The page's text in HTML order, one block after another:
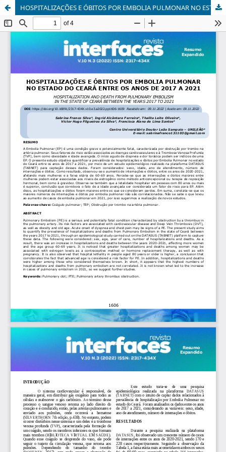
HOSPITALIZAÇÕES E ÓBITOS POR EMBOLIA PULMONAR NO ESTADO DO CEARÁ ENTRE OS ANOS DE 2017 A 2021